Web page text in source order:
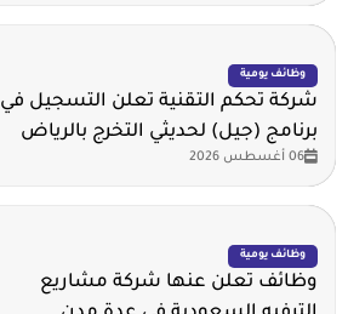
وظائف يومية
شركة تحكم التقنية تعلن التسجيل في
برنامج (جيل) لحديثي التخرج بالرياض
06 أغسطس 2026
وظائف يومية
وظائف تعلن عنها شركة مشاريع